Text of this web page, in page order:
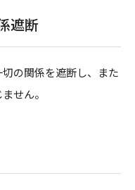
遮断
の関係を遮断し、また
せん。